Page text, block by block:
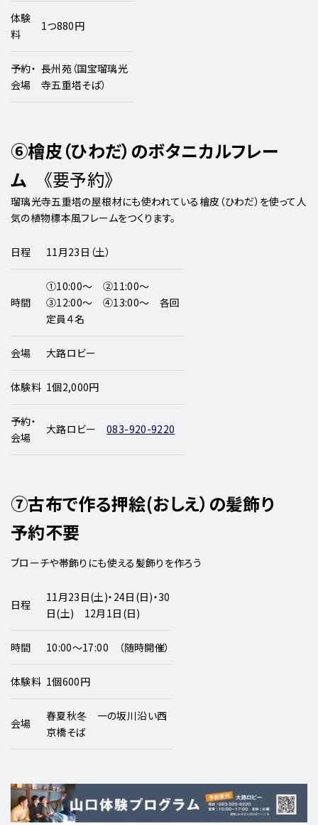
体験
料
1つ880円
予約・
会場
長州苑（国宝瑠璃光
寺五重塔そば）
⑥檜皮（ひわだ）のボタニカルフレー
ム 《要予約》
瑠璃光寺五重塔の屋根材にも使われている檜皮（ひわだ）を使って人
気の植物標本風フレームをつくります。
日程 11月23日（土）
時間
①10:00～ ②11:00～
③12:00～ ④13:00～ 各回
定員４名
会場 大路ロビー
体験料 1個2,000円
予約・
会場
大路ロビー083-920-9220
⑦古布で作る押絵(おしえ）の髪飾り
予約不要
ブローチや帯飾りにも使える髪飾りを作ろう
日程
11月23日(土)・24日(日)・30
日(土) 12月1日(日)
時間 10:00～17:00 （随時開催）
体験料 1個600円
会場
春夏秋冬 一の坂川沿い西
京橋そば